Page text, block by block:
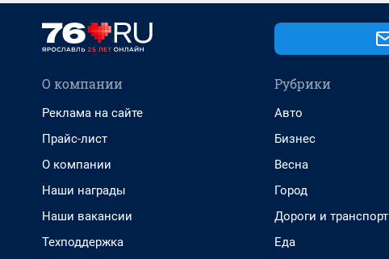
О компании
Реклама на сайте
Прайс-лист
О компании
Наши награды
Наши вакансии
Техподдержка
Рубрики
Авто
Бизнес
Весна
Город
Дороги и транспорт
Еда